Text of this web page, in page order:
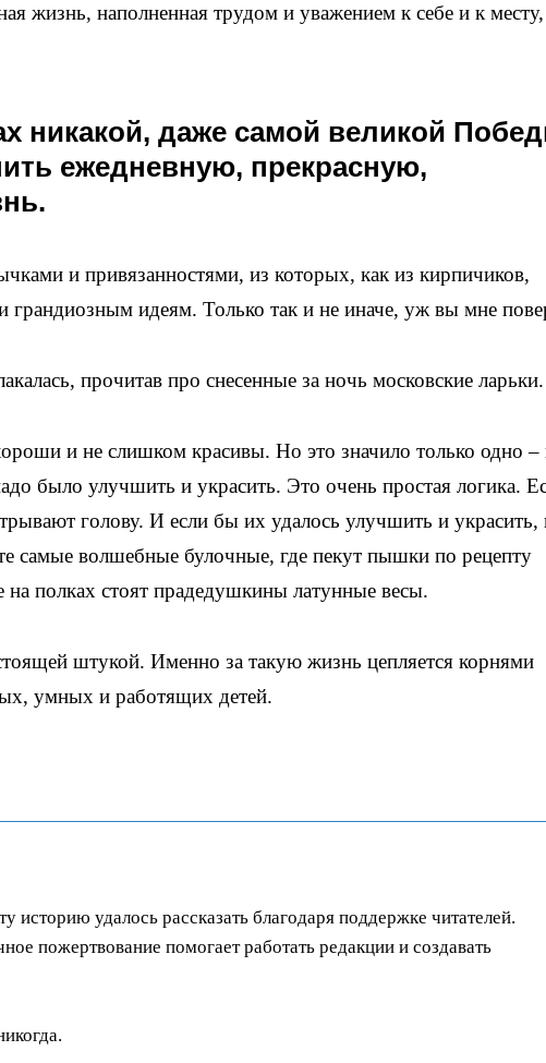
жизнь, наполненная трудом и уважением к себе и к месту,
никакой, даже самой великой
ежедневную, прекрасную,
и привязанностями, из которых, как из кирпичиков,
грандиозным идеям. Только так и не иначе, уж вы мне
прочитав про снесенные за ночь московские ларьки.
и не слишком красивы. Но это значило только одно –
было улучшить и украсить. Это очень простая логика.
голову. И если бы их удалось улучшить и украсить,
самые волшебные булочные, где пекут пышки по рецепту
на полках стоят прадедушкины латунные весы.
штукой. Именно за такую жизнь цепляется корнями
умных и работящих детей.
историю удалось рассказать благодаря поддержке читателей.
пожертвование помогает работать редакции и создавать